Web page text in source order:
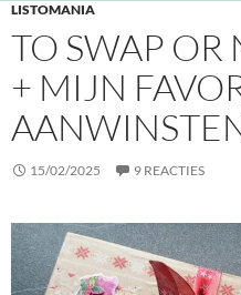
LISTOMANIA
TO SWAP OR
+ MIJN
15/02/2025 9 REACTIES